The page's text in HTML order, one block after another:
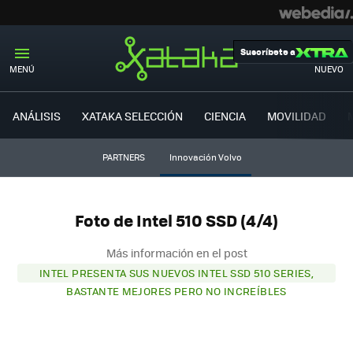
MENÚ NUEVO
Suscríbete a
ANÁLISIS XATAKA SELECCIÓN CIENCIA MOVILIDAD
PARTNERS Innovación Volvo
Foto de Intel 510 SSD (4/4)
Más información en el post
INTEL PRESENTA SUS NUEVOS INTEL SSD 510 SERIES,
BASTANTE MEJORES PERO NO INCREÍBLES